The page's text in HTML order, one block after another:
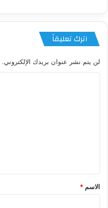
اترك تعليقاً
لن يتم نشر عنوان بريدك الإلكتروني.
*
الاسم *